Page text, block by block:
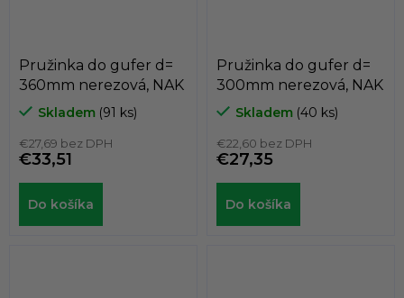
Pružinka do gufer d=
360mm nerezová, NAK
Skladem (91 ks)
€27,69 bez DPH
€33,51
Do košíka
Pružinka do gufer d=
300mm nerezová, NAK
Skladem (40 ks)
€22,60 bez DPH
€27,35
Do košíka